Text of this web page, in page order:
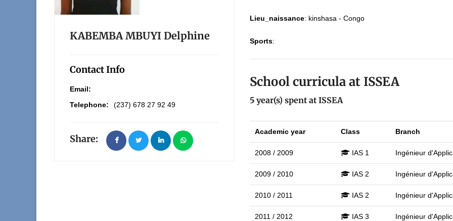
KABEMBA MBUYI Delphine
Contact Info
Email:
Telephone:
(237) 678 27 92 49
Share:
Lieu_naissance: kinshasa - Congo
Sports:
School curricula at ISSEA
5 year(s) spent at ISSEA
Academic year Class Branch
2008 / 2009 IAS 1 Ingénieur
2009 / 2010 IAS 2 Ingénieur
2010 / 2011 IAS 2 Ingénieur
2011 / 2012 IAS 3 Ingénieur